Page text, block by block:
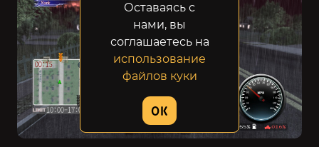
Оставаясь с
нами, вы
соглашаетесь на
использование
файлов куки
OK